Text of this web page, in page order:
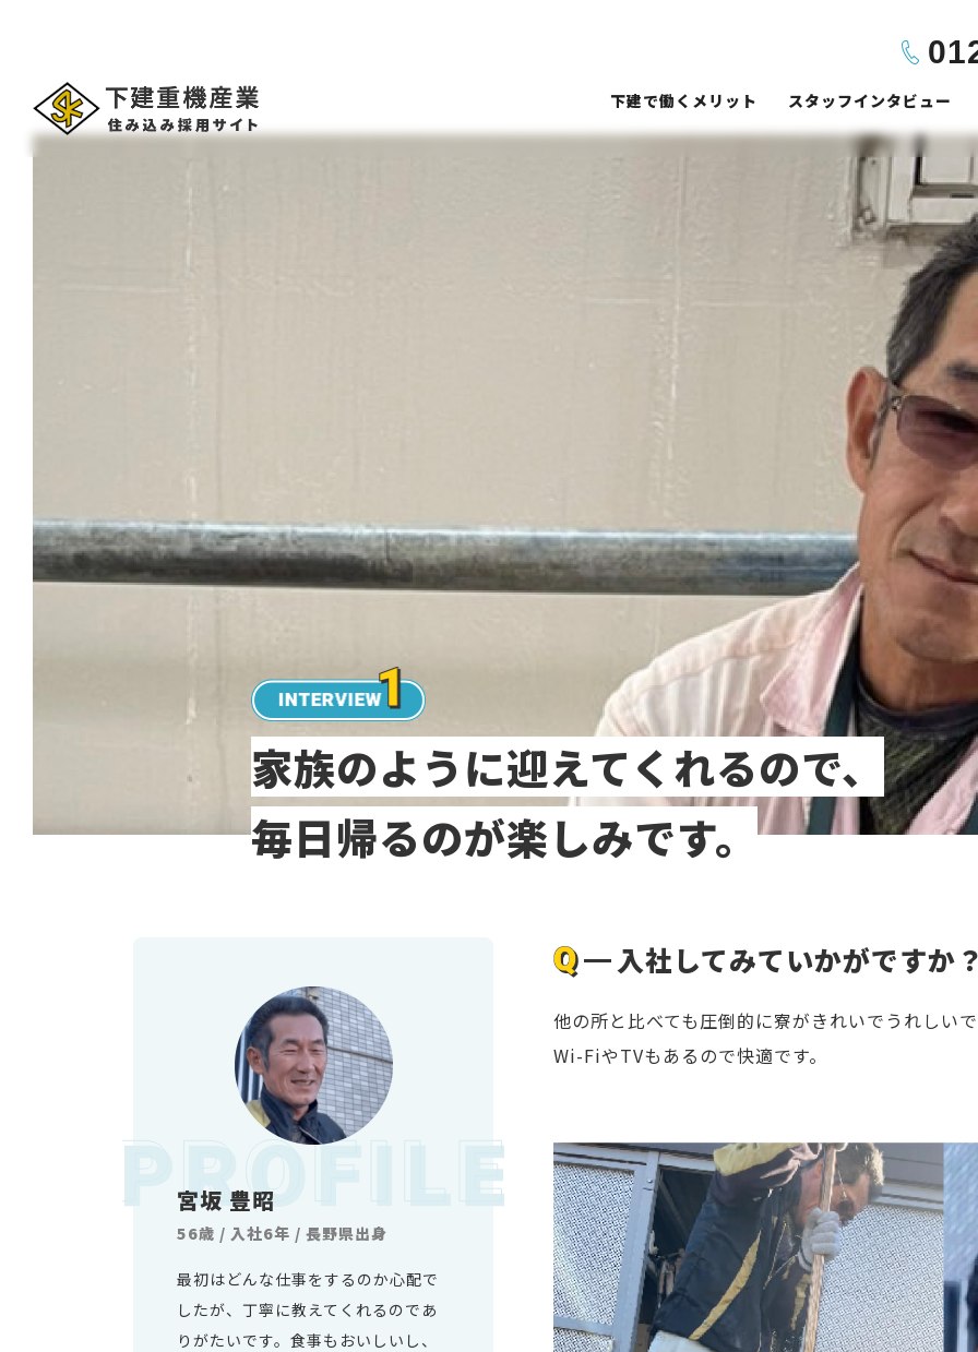
下建で働くメリット スタッフインタビュー
家族のように迎えてくれるので、
毎日帰るのが楽しみです。
宮坂 豊昭
56歳 / 入社6年 / 長野県出身
最初はどんな仕事をするのか心配で
したが、丁寧に教えてくれるのであ
りがたいです。食事もおいしいし、
入社してみていかがですか
他の所と比べても圧倒的に寮がきれいでうれしい
Wi-FiやTVもあるので快適です。